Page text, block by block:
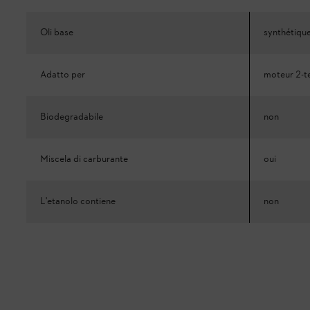
Oli base
Adatto per moteur 2-
Biodegradabile non
Miscela di carburante oui
L'etanolo contiene non